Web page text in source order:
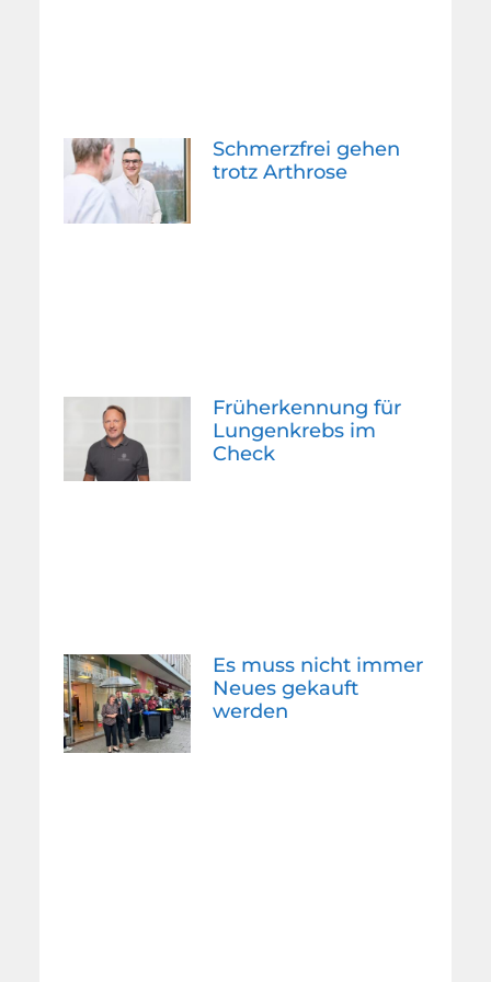
Schmerzfrei gehen
trotz Arthrose
Früherkennung für
Lungenkrebs im
Check
Es muss nicht immer
Neues gekauft
werden